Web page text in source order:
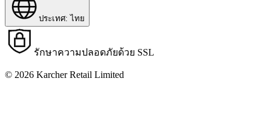
ประเทศ: ไทย
รักษาความปลอดภัยด้วย SSL
© 2026 Karcher Retail Limited